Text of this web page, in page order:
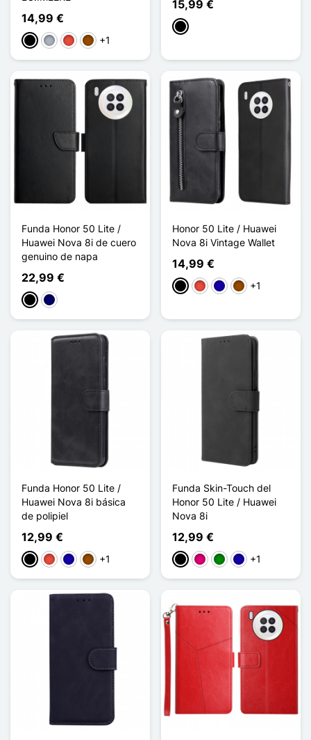
14,99 €
NegroGris RojoMarrón
+1
15,99 €
Negro
Funda Honor 50 Lite /
Huawei Nova 8i de cuero
genuino de napa
22,99 €
NegroAzul marino
Honor 50 Lite / Huawei
Nova 8i Vintage Wallet
14,99 €
NegroRojoAzul oscuro
Marrón
+1
Funda Honor 50 Lite /
Huawei Nova 8i básica
de polipiel
12,99 €
NegroRojoAzul oscuro
Marrón
+1
Funda Skin-Touch del
Honor 50 Lite / Huawei
Nova 8i
12,99 €
NegroMagenta
VerdeAzul oscuro
+1